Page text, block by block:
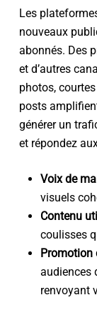
Les
nouveaux
abonnés. Des
et d’autres
photos,
posts
générer un
et répondez
Voix de
visuels
Contenu
coulisses
Promotion
audiences
renvoyant